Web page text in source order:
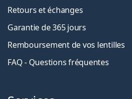
Retours et échanges
Garantie de 365 jours
Remboursement de vos lentilles
FAQ - Questions fréquentes